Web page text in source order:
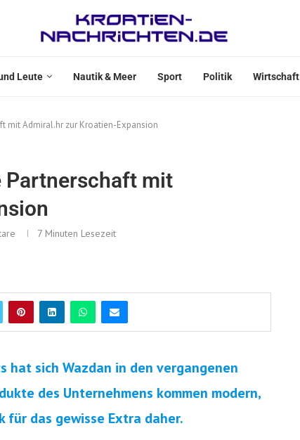
Leute Nautik & Meer Sport Politik Wirtschaft
mit Admiral.hr zur Kroatien-Expansion
Partnerschaft mit
7 Minuten Lesezeit
sich Wazdan in den vergangenen
des Unternehmens kommen modern,
das gewisse Extra daher.